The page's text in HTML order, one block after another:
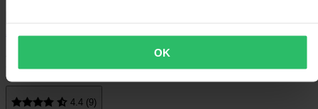
OK
Paraplu 24MX Auto Open Zwart
4.4 (9)